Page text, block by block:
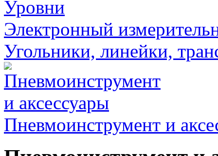
Уровни
Электронный
Угольники, линейки,
Пневмоинструмент и